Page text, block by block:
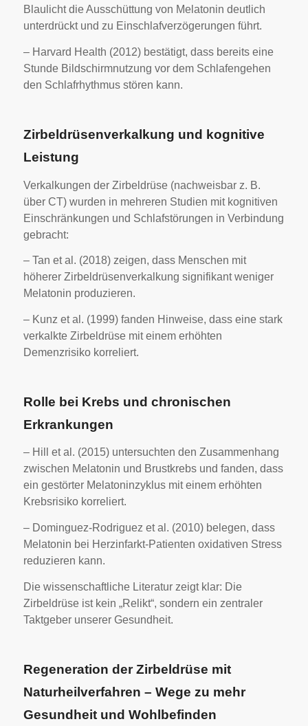
Blaulicht die Ausschüttung von Melatonin deutlich
unterdrückt und zu Einschlafverzögerungen führt.
– Harvard Health (2012) bestätigt, dass bereits eine
Stunde Bildschirmnutzung vor dem Schlafengehen
den Schlafrhythmus stören kann.
Zirbeldrüsenverkalkung und kognitive
Leistung
Verkalkungen der Zirbeldrüse (nachweisbar z. B.
über CT) wurden in mehreren Studien mit kognitiven
Einschränkungen und Schlafstörungen in Verbindung
gebracht:
– Tan et al. (2018) zeigen, dass Menschen mit
höherer Zirbeldrüsenverkalkung signifikant weniger
Melatonin produzieren.
– Kunz et al. (1999) fanden Hinweise, dass eine stark
verkalkte Zirbeldrüse mit einem erhöhten
Demenzrisiko korreliert.
Rolle bei Krebs und chronischen
Erkrankungen
– Hill et al. (2015) untersuchten den Zusammenhang
zwischen Melatonin und Brustkrebs und fanden, dass
ein gestörter Melatoninzyklus mit einem erhöhten
Krebsrisiko korreliert.
– Dominguez-Rodriguez et al. (2010) belegen, dass
Melatonin bei Herzinfarkt-Patienten oxidativen Stress
reduzieren kann.
Die wissenschaftliche Literatur zeigt klar: Die
Zirbeldrüse ist kein „Relikt“, sondern ein zentraler
Taktgeber unserer Gesundheit.
Regeneration der Zirbeldrüse mit
Naturheilverfahren – Wege zu mehr
Gesundheit und Wohlbefinden